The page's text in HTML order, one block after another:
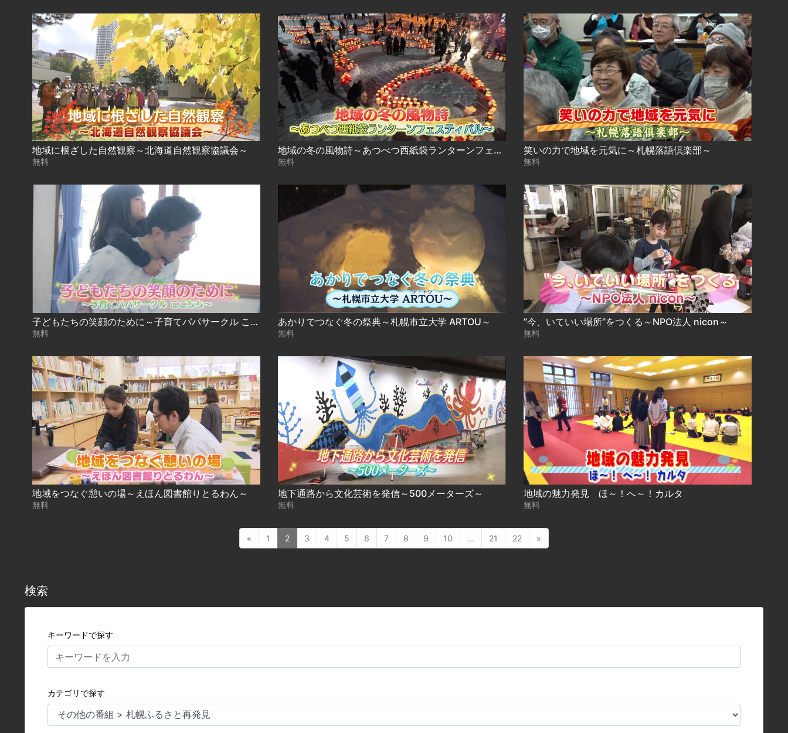
地域に根ざした自然観察～北海道自然観察協議会～
無料
地域の冬の風物詩～あつべつ西紙袋ランターンフェスティバル～
無料
笑いの力で地域を元気に～札幌落語倶楽部～
無料
子どもたちの笑顔のために～子育てパパサークル ここちち～
無料
あかりでつなぐ冬の祭典～札幌市立大学 ARTOU～
無料
”今、いていい場所”をつくる～NPO法人 nicon～
無料
地域をつなぐ憩いの場～えほん図書館りとるわん～
無料
地下通路から文化芸術を発信～500メーターズ～
無料
地域の魅力発見 ほ～！へ～！カルタ
無料
« 1 2 3 4 5 6 7 8 9 10 ... 21 22 »
検索
キーワードで探す
カテゴリで探す